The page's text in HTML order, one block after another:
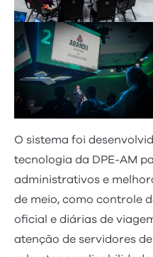
O sistema foi
tecnologia da DPE-AM
administrativos e
de meio, como controle
oficial e diárias de
atenção de servidores